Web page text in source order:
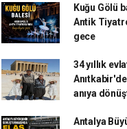
Kuğu Gölü
Antik
gece
34 yıllık
anıya
Antalya